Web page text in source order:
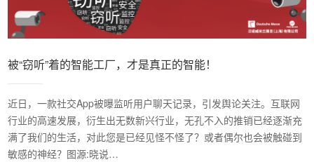
被“窃听”着的智能工厂，才是真正的智能！
近日，一款社交App被曝监听用户聊天记录，引发舆论关注。互联网
行业的高速发展，衍生出无数新兴行业，无孔不入的推销已经逐渐充
满了我们的生活，对此您是已经见怪不怪了？或者偶尔也会被触碰到
敏感的神经？图源:晓说…